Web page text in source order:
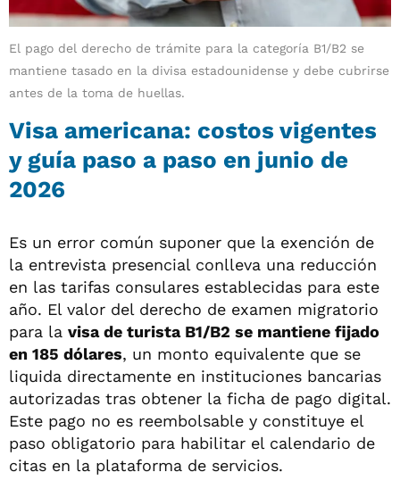
El pago del derecho de trámite para la categoría B1/B2 se
mantiene tasado en la divisa estadounidense y debe cubrirse
antes de la toma de huellas.
Visa americana: costos vigentes
y guía paso a paso en junio de
2026
Es un error común suponer que la exención de
la entrevista presencial conlleva una reducción
en las tarifas consulares establecidas para este
año. El valor del derecho de examen migratorio
para la visa de turista B1/B2 se mantiene fijado
en 185 dólares, un monto equivalente que se
liquida directamente en instituciones bancarias
autorizadas tras obtener la ficha de pago digital.
Este pago no es reembolsable y constituye el
paso obligatorio para habilitar el calendario de
citas en la plataforma de servicios.